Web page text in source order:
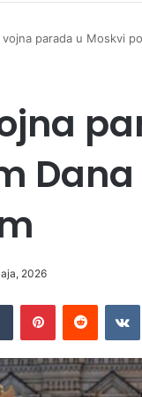
vojna parada u Moskvi
2026